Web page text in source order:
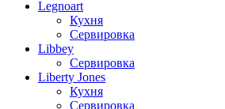
Legnoart
Кухня
Сервировка
Libbey
Сервировка
Liberty Jones
Кухня
Сервировка